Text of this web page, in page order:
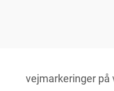
vejmarkeringer på